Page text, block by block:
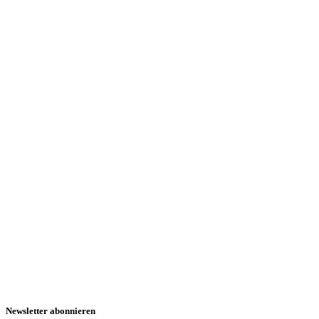
Newsletter abonnieren